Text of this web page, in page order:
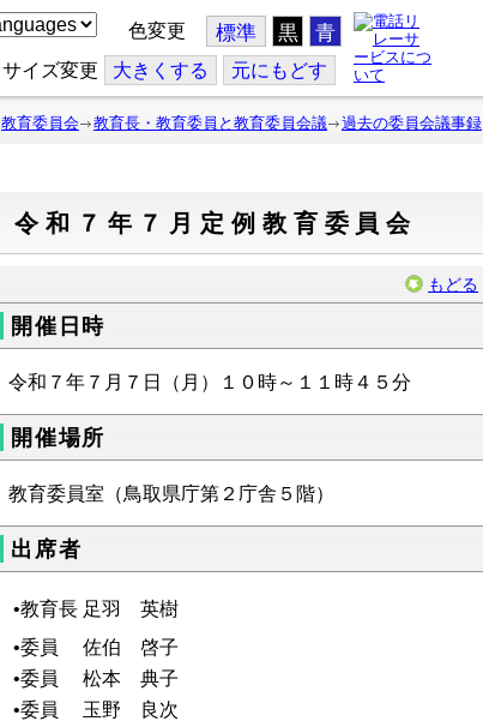
色変更 標準 黒 青
サイズ変更 大きくする 元にもどす
教育委員会 教育長・教育委員と教育委員会議 過去の委員会議事録
令和７年７月定例教育委員会
もどる
開催日時
令和７年７月７日（月）１０時～１１時４５分
開催場所
教育委員室（鳥取県庁第２庁舎５階）
出席者
•教育長 足羽 英樹
•委員 佐伯 啓子
•委員 松本 典子
•委員 玉野 良次